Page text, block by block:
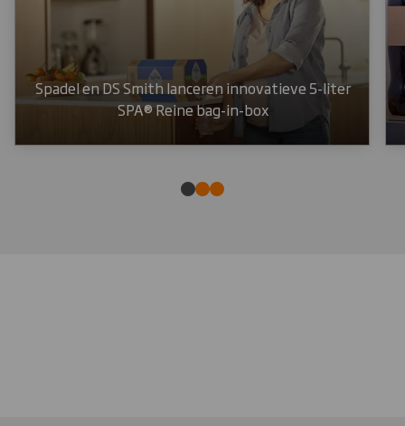
Spadel en DS Smith lanceren innovatieve 5-liter
SPA® Reine bag-in-box